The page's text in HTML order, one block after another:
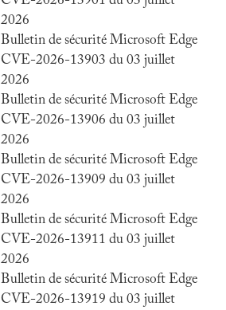
2026
Bulletin de sécurité Microsoft Edge
CVE-2026-13903 du 03 juillet
2026
Bulletin de sécurité Microsoft Edge
CVE-2026-13906 du 03 juillet
2026
Bulletin de sécurité Microsoft Edge
CVE-2026-13909 du 03 juillet
2026
Bulletin de sécurité Microsoft Edge
CVE-2026-13911 du 03 juillet
2026
Bulletin de sécurité Microsoft Edge
CVE-2026-13919 du 03 juillet